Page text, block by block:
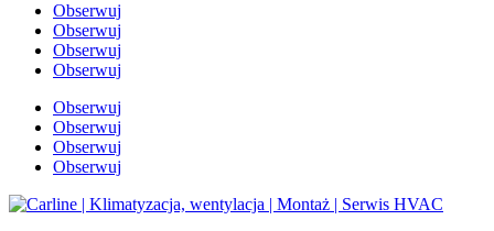
Obserwuj
Obserwuj
Obserwuj
Obserwuj
Obserwuj
Obserwuj
Obserwuj
Obserwuj